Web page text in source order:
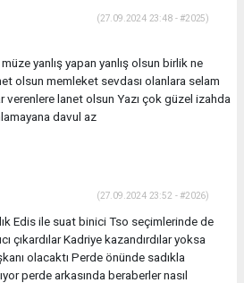
(27.09.2024 23:48 - #2025)
yanlış yapan yanlış olsun birlik ne
olsun memleket sevdası olanlara selam
verenlere lanet olsun Yazı çok güzel izahda
davul az
(27.09.2024 23:52 - #2026)
Edis ile suat binici Tso seçimlerinde de
çıkardılar Kadriye kazandırdılar yoksa
olacaktı Perde önünde sadıkla
perde arkasında beraberler nasıl